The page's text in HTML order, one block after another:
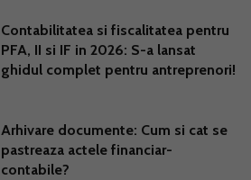
Contabilitatea si fiscalitatea pentru
PFA, II si IF in 2026: S-a lansat
ghidul complet pentru antreprenori!
Arhivare documente: Cum si cat se
pastreaza actele financiar-
contabile?